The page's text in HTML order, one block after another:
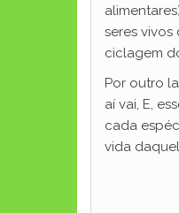
seres
ciclagem
Por outro
aí vai, E,
cada
vida